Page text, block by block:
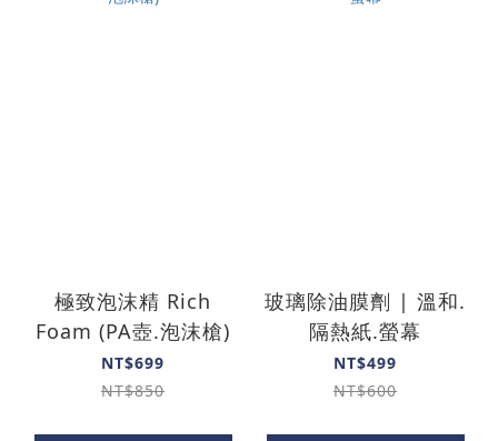
極致泡沫精 Rich
Foam (PA壺.泡沫槍)
NT$699
NT$850
玻璃除油膜劑 | 溫和.
隔熱紙.螢幕
NT$499
NT$600